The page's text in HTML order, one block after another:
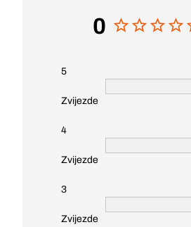
0
5
Zvijezde
4
Zvijezde
3
Zvijezde